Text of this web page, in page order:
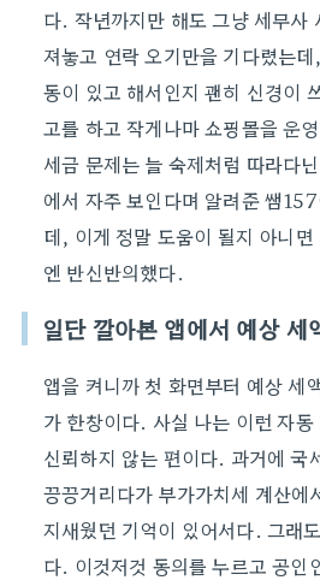
다. 작년까지만 해도 그냥 세무사
져놓고 연락 오기만을 기다렸는
동이 있고 해서인지 괜히 신경이
고를 하고 작게나마 쇼핑몰을 운
세금 문제는 늘 숙제처럼 따라다
에서 자주 보인다며 알려준 쌤
데, 이게 정말 도움이 될지 아니
엔 반신반의했다.
일단 깔아본 앱에서 예상 세
앱을 켜니까 첫 화면부터 예상 세
가 한창이다. 사실 나는 이런 자
신뢰하지 않는 편이다. 과거에 국
끙끙거리다가 부가가치세 계산에
지새웠던 기억이 있어서다. 그래
다. 이것저것 동의를 누르고 공인